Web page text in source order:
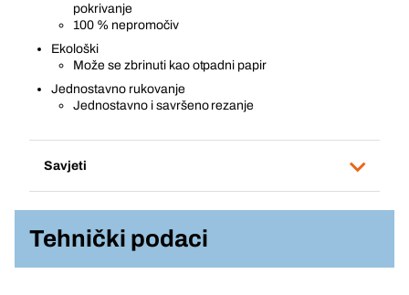
pokrivanje
100 % nepromočiv
Ekološki
Može se zbrinuti kao otpadni papir
Jednostavno rukovanje
Jednostavno i savršeno rezanje
Savjeti
Tehnički podaci